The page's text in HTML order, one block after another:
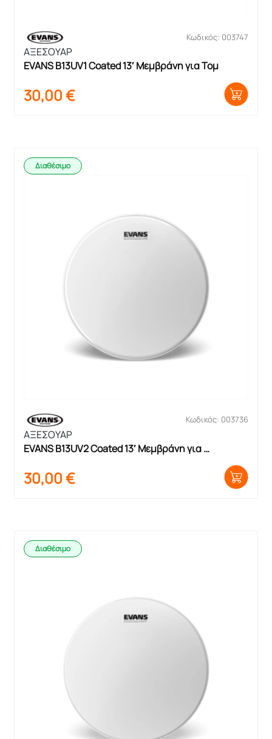
Κωδικός: 003747
ΑΞΕΣΟΥΑΡ
EVANS B13UV1 Coated 13′ Μεμβράνη για Τομ
30,00€
Διαθέσιμο
Κωδικός: 003736
ΑΞΕΣΟΥΑΡ
EVANS B13UV2 Coated 13′ Μεμβράνη για
30,00€
Διαθέσιμο